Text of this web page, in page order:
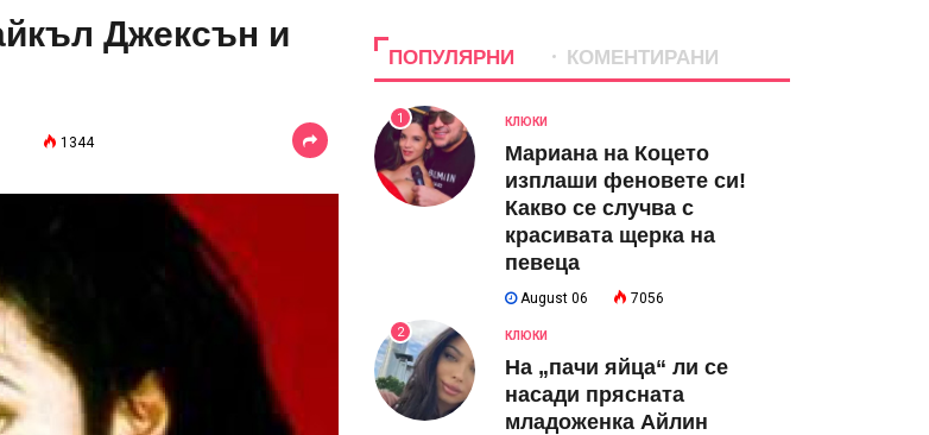
Джексън и
1344
ПОПУЛЯРНИ КОМЕНТИРАНИ
1 КЛЮКИ
Мариана на Коцето
изплаши феновете си!
Какво се случва с
красивата щерка на
певеца
August 06 7056
2 КЛЮКИ
На „пачи яйца“ ли се
насади прясната
младоженка Айлин